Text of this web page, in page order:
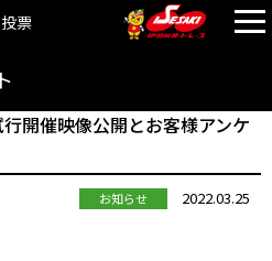
票
開催映像公開とお客様アンケ
お知らせ 2022.03.25